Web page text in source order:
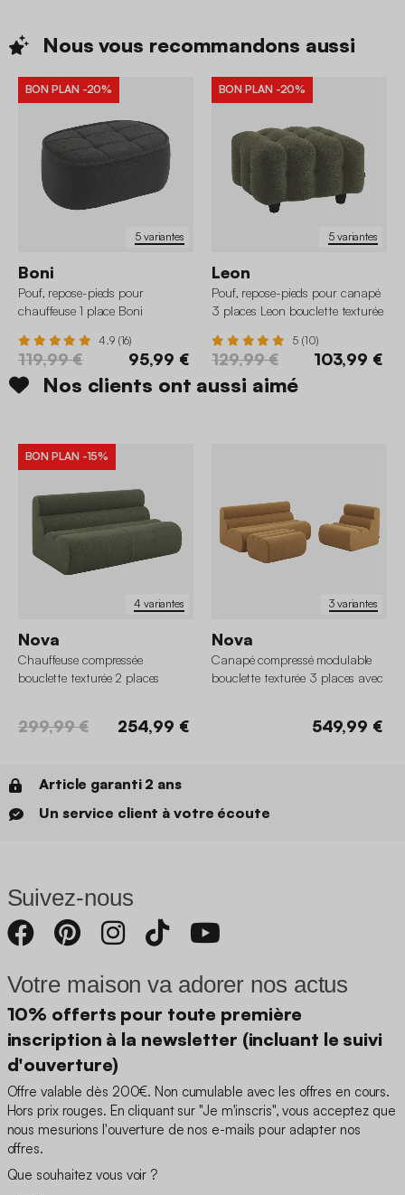
Nous vous recommandons aussi
5 variantes
BON PLAN -20%
Boni
Pouf, repose-pieds pour
chauffeuse 1 place Boni
4.9 (16)
119,99 € 95,99 €
5 variantes
BON PLAN -20%
Leon
Pouf, repose-pieds pour canapé
3 places Leon bouclette texturée
5 (10)
129,99 € 103,99 €
Nos clients ont aussi aimé
4 variantes
BON PLAN -15%
Nova
Chauffeuse compressée
bouclette texturée 2 places
299,99 € 254,99 €
3 variantes
Nova
Canapé compressé modulable
bouclette texturée 3 places avec
549,99 €
Article garanti 2 ans
Un service client à votre écoute
Suivez-nous
Votre maison va adorer nos actus
10% offerts pour toute première
inscription à la newsletter (incluant le suivi
d'ouverture)
Offre valable dès 200€. Non cumulable avec les offres en cours.
Hors prix rouges. En cliquant sur "Je m'inscris", vous acceptez que
nous mesurions l'ouverture de nos e-mails pour adapter nos
offres.
Que souhaitez vous voir ?